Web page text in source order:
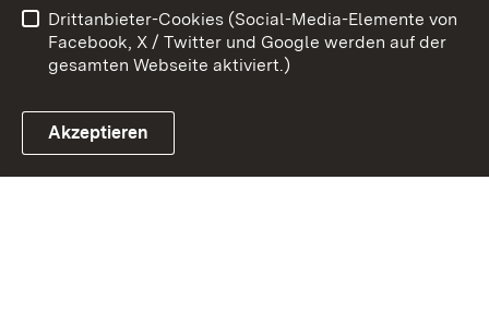
Link zum Landesportal
Cookies
Drittanbieter-Cookies (Social-Media-Elemente von
Facebook, X / Twitter und Google werden auf der
gesamten Webseite aktiviert.)
Akzeptieren